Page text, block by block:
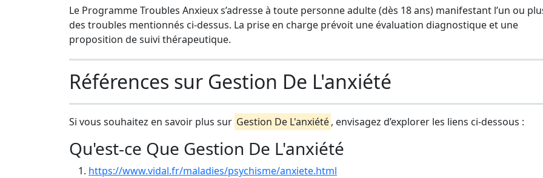
Le Programme Troubles Anxieux s’adresse à toute personne adulte (dès 18 ans) manifestant l’un ou
des troubles mentionnés ci-dessus. La prise en charge prévoit une évaluation diagnostique et une
proposition de suivi thérapeutique.
Références sur Gestion De L'anxiété
Si vous souhaitez en savoir plus sur Gestion De L'anxiété, envisagez d’explorer les liens ci-dessous :
Qu'est-ce Que Gestion De L'anxiété
https://www.vidal.fr/maladies/psychisme/anxiete.html